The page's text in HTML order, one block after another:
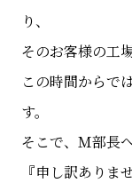
り、
そのお客様の工
この時間からで
す。
そこで、Ｍ部長
『申し訳ありま